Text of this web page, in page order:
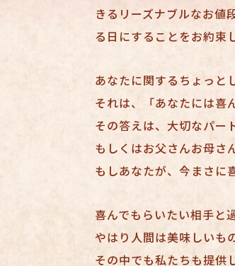
きるリーズナブルなお値
る日にすることをお約束
あなたに関するちょっと
それは、「あなたには喜
その答えは、大切なパー
もしくはお父さんお母さ
もしあなたが、今まさに
喜んでもらいたい相手と
やはり人間は美味しいも
その中でも私たちも提供